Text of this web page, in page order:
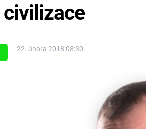
22. února 2018 08:30
civilizace